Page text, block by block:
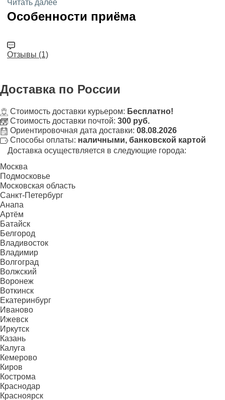
Читать далее
Особенности приёма
Отзывы (1)
Доставка по России
Стоимость доставки курьером: Бесплатно!
Стоимость доставки почтой: 300 руб.
Ориентировочная дата доставки: 08.08.2026
Способы оплаты: наличными, банковской картой
Доставка осуществляется в следующие города:
Москва
Подмосковье
Московская область
Санкт-Петербург
Анапа
Артём
Батайск
Белгород
Владивосток
Владимир
Волгоград
Волжский
Воронеж
Воткинск
Екатеринбург
Иваново
Ижевск
Иркутск
Казань
Калуга
Кемерово
Киров
Кострома
Краснодар
Красноярск